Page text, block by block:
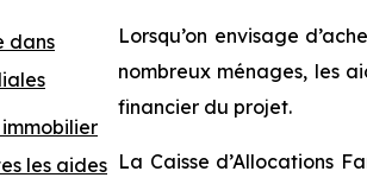
dans
les aides
Lorsqu’on envisage
nombreux ménages, les
financier du projet.
La Caisse d’Allocations